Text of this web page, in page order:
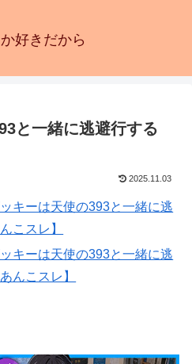
好きだから
と一緒に逃避行する
2025.11.03
キーは天使の393と一緒に逃
こスレ】
キーは天使の393と一緒に逃
んこスレ】